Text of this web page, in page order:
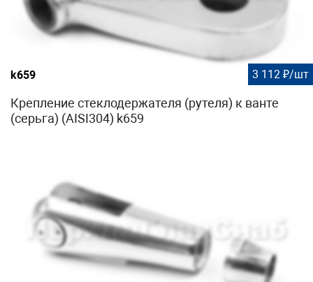
k659 3 112 ₽/шт
Крепление стеклодержателя (рутеля) к ванте
(серьга) (AISI304) k659